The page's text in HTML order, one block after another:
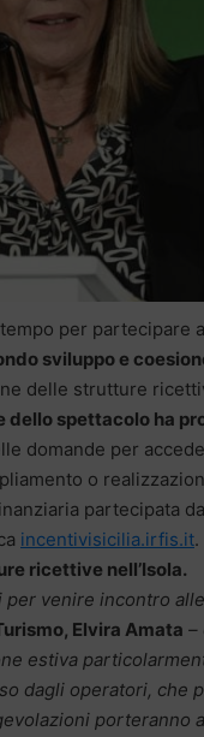
per partecipare
sviluppo e
delle strutture
spettacolo ha
domande per
o
partecipata
incentivisicilia.irfis.it.
ricettive nell’Isola.
venire incontro
Elvira Amata –
estiva
dagli operatori, che
porteranno